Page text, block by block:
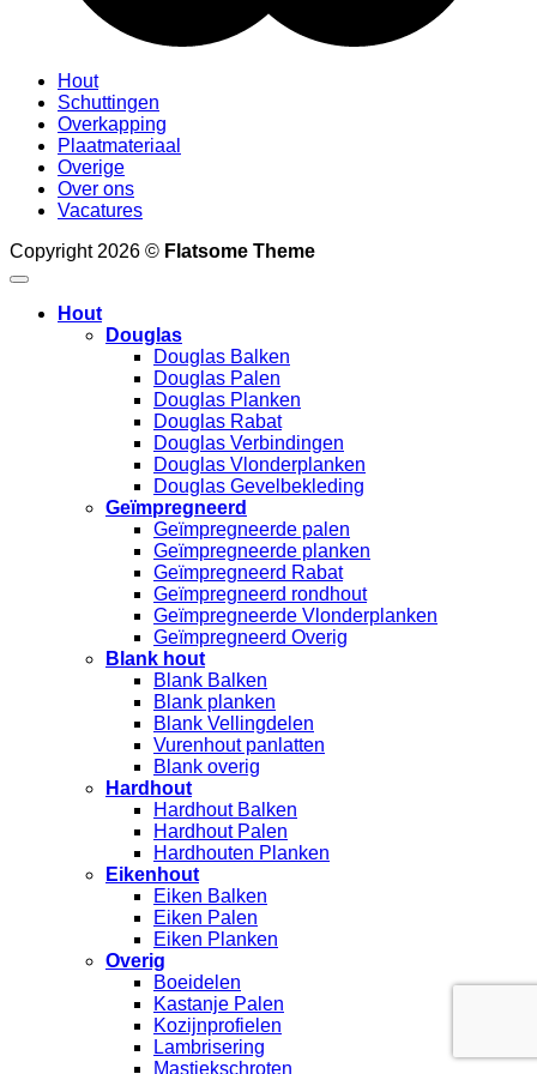
Hout
Schuttingen
Overkapping
Plaatmateriaal
Overige
Over ons
Vacatures
Copyright 2026 © Flatsome Theme
Hout
Douglas
Douglas Balken
Douglas Palen
Douglas Planken
Douglas Rabat
Douglas Verbindingen
Douglas Vlonderplanken
Douglas Gevelbekleding
Geïmpregneerd
Geïmpregneerde palen
Geïmpregneerde planken
Geïmpregneerd Rabat
Geïmpregneerd rondhout
Geïmpregneerde Vlonderplanken
Geïmpregneerd Overig
Blank hout
Blank Balken
Blank planken
Blank Vellingdelen
Vurenhout panlatten
Blank overig
Hardhout
Hardhout Balken
Hardhout Palen
Hardhouten Planken
Eikenhout
Eiken Balken
Eiken Palen
Eiken Planken
Overig
Boeidelen
Kastanje Palen
Kozijnprofielen
Lambrisering
Mastiekschroten